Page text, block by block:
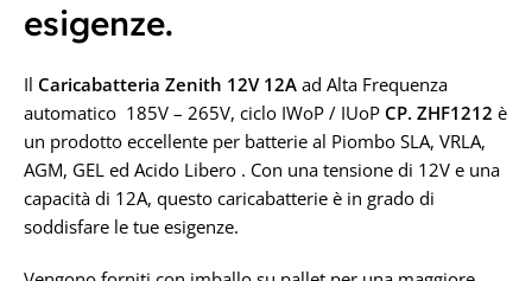
esigenze.
Il Caricabatteria Zenith 12V 12A ad Alta Frequenza
automatico 185V – 265V, ciclo IWoP / IUoP CP. ZHF1212 è
un prodotto eccellente per batterie al Piombo SLA, VRLA,
AGM, GEL ed Acido Libero . Con una tensione di 12V e una
capacità di 12A, questo caricabatterie è in grado di
soddisfare le tue esigenze.
TENSIONE IN VOLT
12V